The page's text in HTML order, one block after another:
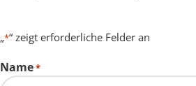
„*“ zeigt erforderliche Felder an
Name*